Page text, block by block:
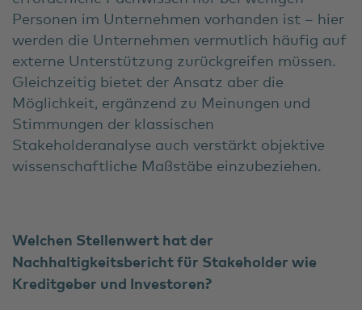
Personen im Unternehmen vorhanden ist – hier
werden die Unternehmen vermutlich häufig auf
externe Unterstützung zurückgreifen müssen.
Gleichzeitig bietet der Ansatz aber die
Möglichkeit, ergänzend zu Meinungen und
Stimmungen der klassischen
Stakeholderanalyse auch verstärkt objektive
wissenschaftliche Maßstäbe einzubeziehen.
Welchen Stellenwert hat der
Nachhaltigkeitsbericht für Stakeholder wie
Kreditgeber und Investoren?